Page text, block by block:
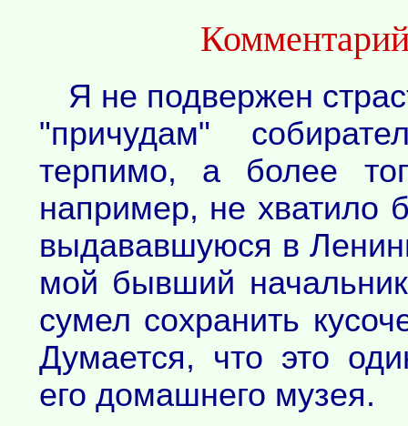
Я не подвержен
"причудам"
терпимо, а более
например, не хватило
выдававшуюся в
мой бывший
сумел сохранить
Думается, что это
его домашнего музея.